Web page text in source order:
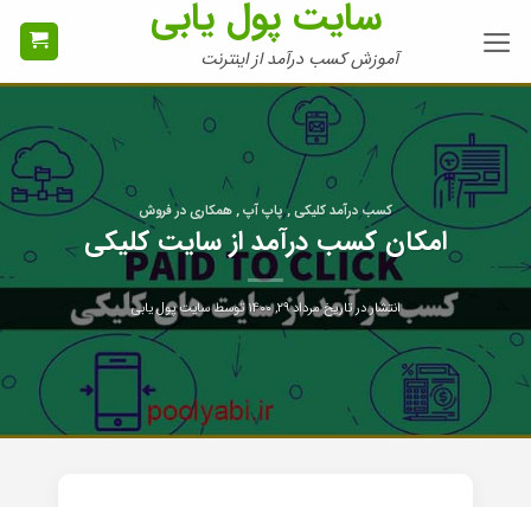
سایت پول یابی
آموزش کسب درآمد از اینترنت
کسب درآمد کلیکی , پاپ آپ , همکاری در فروش
امکان کسب درآمد از سایت کلیکی
انتشار در تاریخمرداد ۲۹, ۱۴۰۰ توسطسایت پول یابی